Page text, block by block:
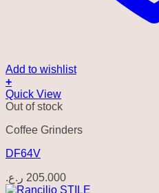
Add to wishlist
+
Quick View
Out of stock
Coffee Grinders
DF64V
205.000 ر.ع.